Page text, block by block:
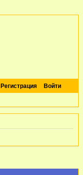
Регистрация Войти